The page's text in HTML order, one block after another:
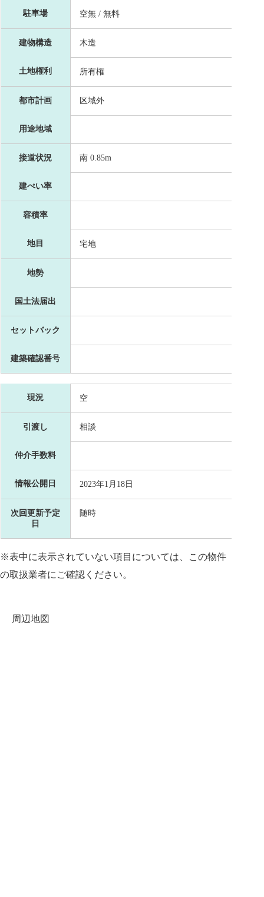
駐車場 空無 / 無料
建物構造 木造
土地権利 所有権
都市計画 区域外
用途地域
接道状況 南 0.85m
建ぺい率
容積率
地目 宅地
地勢
国土法届出
セットバック
建築確認番号
現況 空
引渡し 相談
仲介手数料
情報公開日 2023年1月18日
次回更新予定
日
随時
※表中に表示されていない項目については、この物件
の取扱業者にご確認ください。
周辺地図